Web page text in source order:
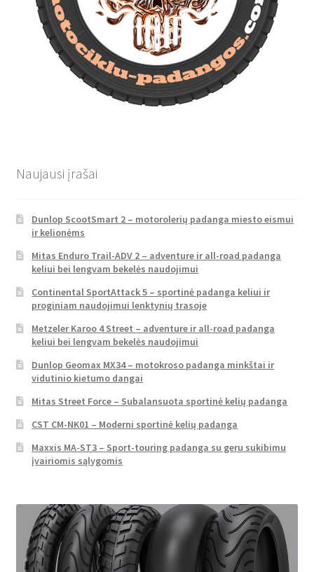
Naujausi įrašai
Dunlop ScootSmart 2 – motorolerių padanga miesto eismui
ir kelionėms
Mitas Enduro Trail-ADV 2 – adventure ir all-road padanga
keliui bei lengvam bekelės naudojimui
Continental SportAttack 5 – sportinė padanga keliui ir
proginiam naudojimui lenktynių trasoje
Metzeler Karoo 4 Street – adventure ir all-road padanga
keliui bei lengvam bekelės naudojimui
Dunlop Geomax MX34 – motokroso padanga minkštai ir
vidutinio kietumo dangai
Mitas Street Force – Subalansuota sportinė kelių padanga
CST CM-NK01 – Moderni sportinė kelių padanga
Maxxis MA-ST3 – Sport-touring padanga su geru sukibimu
įvairiomis sąlygomis